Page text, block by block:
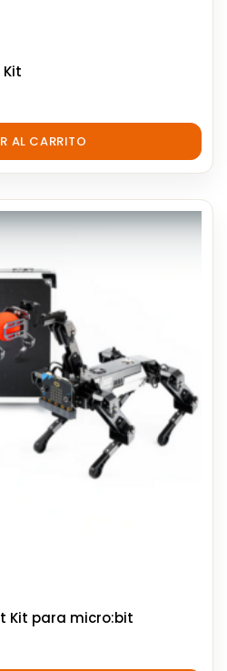
Kit
AL CARRITO
Kit para micro:bit